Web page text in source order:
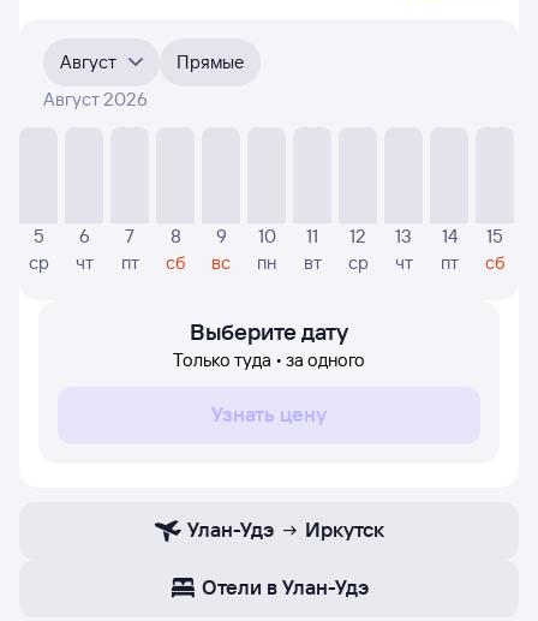
4-5 месяца. Выберите дату, перейдите по клику
к поиску авиабилетов и просмотру
Если никто не искал авиабилетов по маршруту
Иркутск — Улан-Удэ, то цены могут отсутствовать
частично или полностью. В этом случае заполните
Август
Прямые
Август 2026
5
ср
6
чт
7
пт
8
сб
9
вс
10
пн
11
вт
12
ср
13
чт
14
пт
15
сб
Выберите дату
Только туда • за одного
Узнать цену
Улан-Удэ Иркутск
Отели в Улан-Удэ